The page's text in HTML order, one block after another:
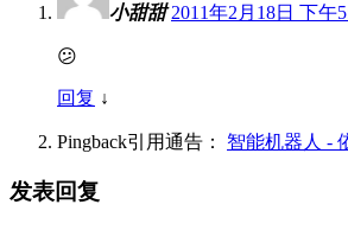
小甜甜 2011年2月18日 下午
😕
回复 ↓
Pingback引用通告： 智能机器人 -
发表回复